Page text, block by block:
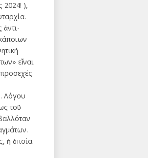
2024! ),
ἀντι-
εἶναι
Λόγου
τοῦ
ἡ ὁποία